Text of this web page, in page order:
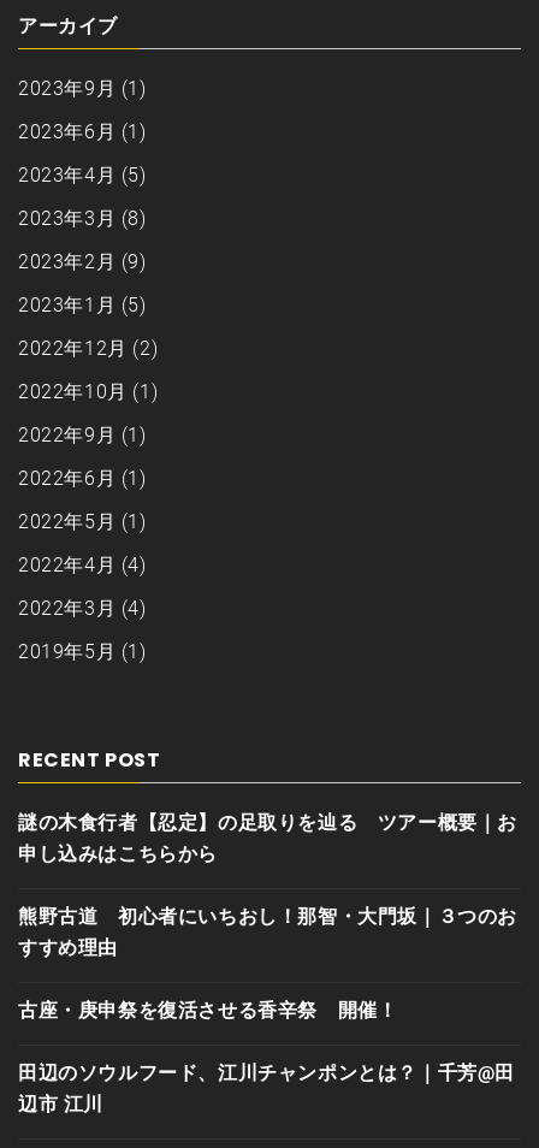
アーカイブ
2023年9月 (1)
2023年6月 (1)
2023年4月 (5)
2023年3月 (8)
2023年2月 (9)
2023年1月 (5)
2022年12月 (2)
2022年10月 (1)
2022年9月 (1)
2022年6月 (1)
2022年5月 (1)
2022年4月 (4)
2022年3月 (4)
2019年5月 (1)
RECENT POST
謎の木食行者【忍定】の足取りを辿る ツアー概要｜お
申し込みはこちらから
熊野古道 初心者にいちおし！那智・大門坂｜３つのお
すすめ理由
古座・庚申祭を復活させる香辛祭 開催！
田辺のソウルフード、江川チャンポンとは？｜千芳@田
辺市 江川